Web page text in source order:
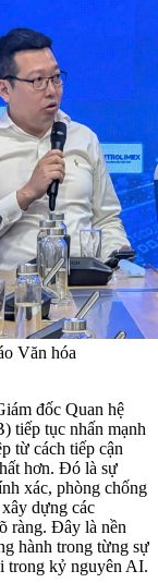
Văn hóa
đốc Quan hệ
tiếp tục nhấn mạnh
từ cách tiếp cận
hơn. Đó là sự
xác, phòng chống
dựng các
ràng. Đây là nền
hành trong từng sự
trong kỷ nguyên AI.